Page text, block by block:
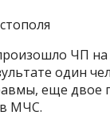
ЧП на
один
еще двое
МЧС.